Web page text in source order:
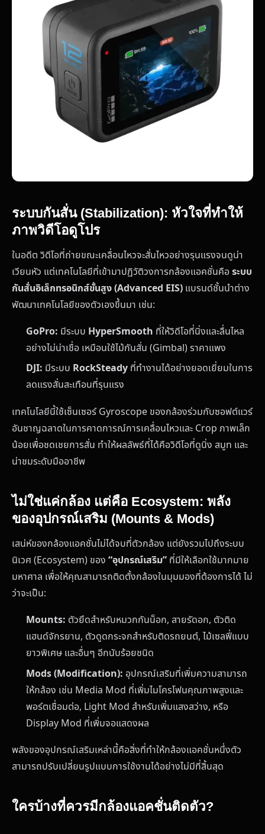
ระบบกันสั่น (Stabilization): หัวใจที่ทำให้
ภาพวิดีโอดูโปร
ในอดีต วิดีโอที่ถ่ายขณะเคลื่อนไหวจะสั่นไหวอย่างรุนแรงจนดูน่า
เวียนหัว แต่เทคโนโลยีที่เข้ามาปฏิวัติวงการกล้องแอคชั่นคือระบบ
กันสั่นอิเล็กทรอนิกส์ขั้นสูง (Advanced EIS) แบรนด์ชั้นนำต่าง
พัฒนาเทคโนโลยีของตัวเองขึ้นมา เช่น:
GoPro: มีระบบ HyperSmooth ที่ให้วิดีโอที่นิ่งและลื่นไหล
อย่างไม่น่าเชื่อ เหมือนใช้ไม้กันสั่น (Gimbal) ราคาแพง
DJI: มีระบบ RockSteady ที่ทำงานได้อย่างยอดเยี่ยมในการ
ลดแรงสั่นสะเทือนที่รุนแรง
เทคโนโลยีนี้ใช้เซ็นเซอร์ Gyroscope ของกล้องร่วมกับซอฟต์แวร์
อันชาญฉลาดในการคาดการณ์การเคลื่อนไหวและ Crop ภาพเล็ก
น้อยเพื่อชดเชยการสั่น ทำให้ผลลัพธ์ที่ได้คือวิดีโอที่ดูนิ่ง สมูท และ
น่าชมระดับมืออาชีพ
ไม่ใช่แค่กล้อง แต่คือ Ecosystem: พลัง
ของอุปกรณ์เสริม (Mounts & Mods)
เสน่ห์ของกล้องแอคชั่นไม่ได้จบที่ตัวกล้อง แต่ยังรวมไปถึงระบบ
นิเวศ (Ecosystem) ของ “อุปกรณ์เสริม” ที่มีให้เลือกใช้มากมาย
มหาศาล เพื่อให้คุณสามารถติดตั้งกล้องในมุมมองที่ต้องการได้ ไม่
ว่าจะเป็น:
Mounts: ตัวยึดสำหรับหมวกกันน็อก, สายรัดอก, ตัวติด
แฮนด์จักรยาน, ตัวดูดกระจกสำหรับติดรถยนต์, ไม้เซลฟี่แบบ
ยาวพิเศษ และอื่นๆ อีกนับร้อยชนิด
Mods (Modification): อุปกรณ์เสริมที่เพิ่มความสามารถ
ให้กล้อง เช่น Media Mod ที่เพิ่มไมโครโฟนคุณภาพสูงและ
พอร์ตเชื่อมต่อ, Light Mod สำหรับเพิ่มแสงสว่าง, หรือ
Display Mod ที่เพิ่มจอแสดงผล
พลังของอุปกรณ์เสริมเหล่านี้คือสิ่งที่ทำให้กล้องแอคชั่นหนึ่งตัว
สามารถปรับเปลี่ยนรูปแบบการใช้งานได้อย่างไม่มีที่สิ้นสุด
ใครบ้างที่ควรมีกล้องแอคชั่นติดตัว?